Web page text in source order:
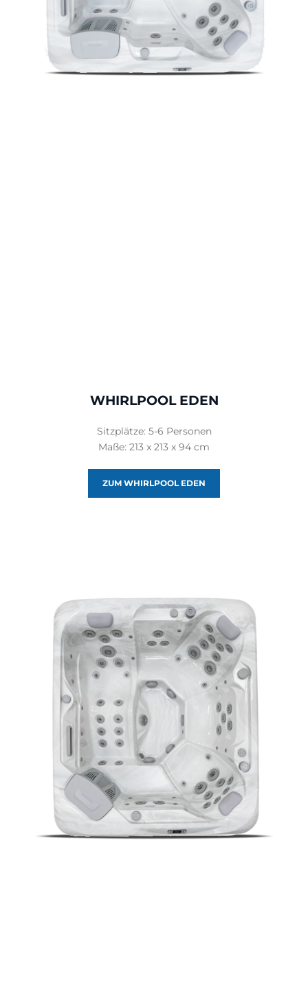
WHIRLPOOL EDEN
Sitzplätze: 5-6 Personen
Maße: 213 x 213 x 94 cm
ZUM WHIRLPOOL EDEN